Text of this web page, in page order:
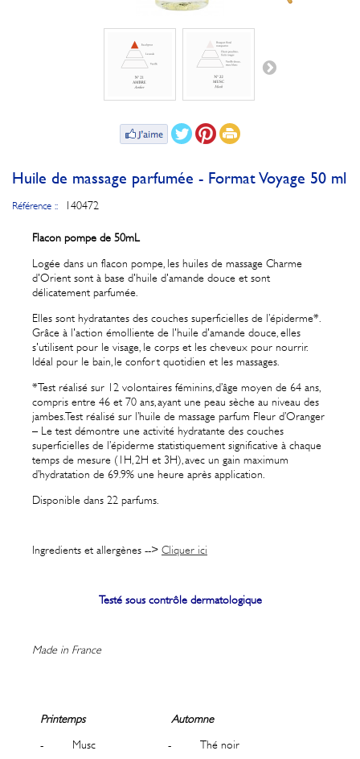
Huile de massage parfumée - Format Voyage 50 ml
Référence :: 140472
Flacon pompe de 50mL
Logée dans un flacon pompe, les huiles de massage Charme
d'Orient sont à base d'huile d'amande douce et sont
délicatement parfumée.
Elles sont hydratantes des couches superficielles de l’épiderme*.
Grâce à l'action émolliente de l'huile d'amande douce, elles
s'utilisent pour le visage, le corps et les cheveux pour nourrir.
Idéal pour le bain, le confort quotidien et les massages.
*Test réalisé sur 12 volontaires féminins, d’âge moyen de 64 ans,
compris entre 46 et 70 ans, ayant une peau sèche au niveau des
jambes. Test réalisé sur l’huile de massage parfum Fleur d’Oranger
– Le test démontre une activité hydratante des couches
superficielles de l’épiderme statistiquement significative à chaque
temps de mesure (1H, 2H et 3H), avec un gain maximum
d’hydratation de 69.9% une heure après application.
Disponible dans 22 parfums.
Ingredients et allergènes --> Cliquer ici
Testé sous contrôle dermatologique
Made in France
Printemps
- Musc
Automne
- Thé noir